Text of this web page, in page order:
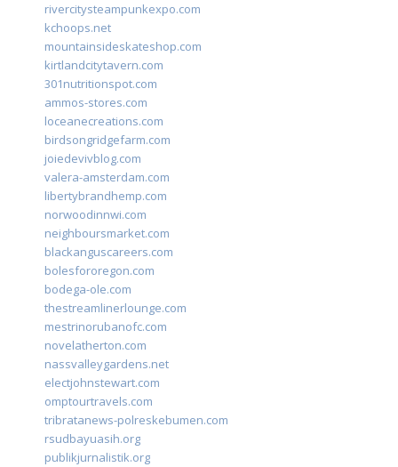
rivercitysteampunkexpo.com
kchoops.net
mountainsideskateshop.com
kirtlandcitytavern.com
301nutritionspot.com
ammos-stores.com
loceanecreations.com
birdsongridgefarm.com
joiedevivblog.com
valera-amsterdam.com
libertybrandhemp.com
norwoodinnwi.com
neighboursmarket.com
blackanguscareers.com
bolesfororegon.com
bodega-ole.com
thestreamlinerlounge.com
mestrinorubanofc.com
novelatherton.com
nassvalleygardens.net
electjohnstewart.com
omptourtravels.com
tribratanews-polreskebumen.com
rsudbayuasih.org
publikjurnalistik.org